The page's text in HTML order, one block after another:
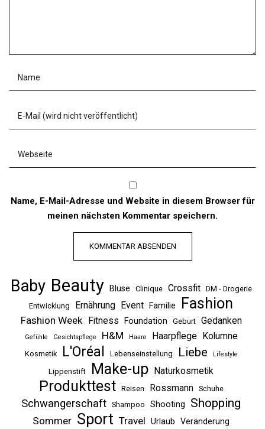
Name, E-Mail-Adresse und Website in diesem Browser für
meinen nächsten Kommentar speichern.
Baby Beauty Bluse Clinique Crossfit
DM - Drogerie
Entwicklung
Ernährung Event Familie Fashion
Fashion Week Fitness Foundation Geburt Gedanken
Gefühle Gesichtspflege H&M Haare Haarpflege Kolumne
Kosmetik L'Oréal Lebenseinstellung Liebe Lifestyle
Lippenstift Make-up Naturkosmetik
Produkttest Reisen Rossmann Schuhe
Schwangerschaft Shampoo Shooting Shopping
Sommer Sport Travel Urlaub Veränderung